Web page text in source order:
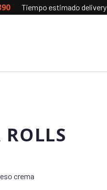
Tiempo estimado delivery
crema